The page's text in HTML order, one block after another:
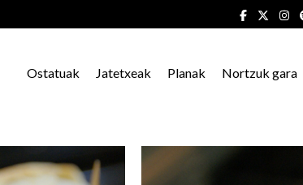
Ostatuak Jatetxeak Planak Nortzuk gara